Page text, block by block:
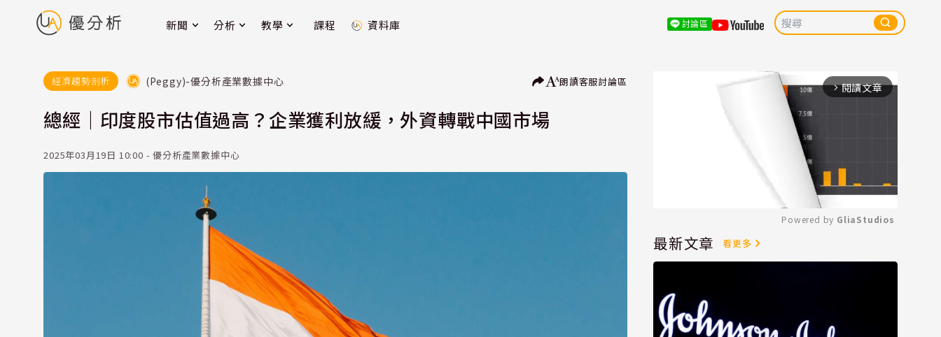
新聞 分析 教學 課程 資料庫 討論區
經濟趨勢剖析 (Peggy)-優分析產業數據中心 朗讀客服討論區
總經｜印度股市估值過高？企業獲利放緩，外資轉戰中國市場
2025年03月19日 10:00 - 優分析產業數據中心
arrow_forward_ios 閱讀文章
Mute
Powered by GliaStudios
最新文章 看更多